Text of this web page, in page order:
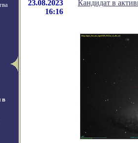
в
23.08.2023
16:16
Кандидат в